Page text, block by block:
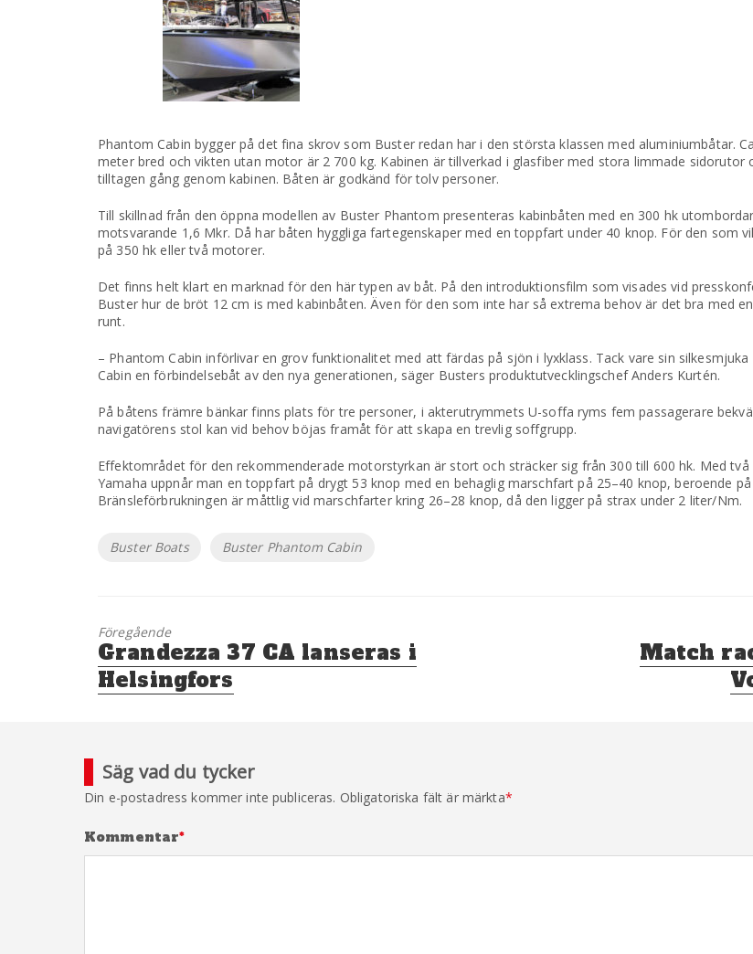
Phantom Cabin bygger på det fina skrov som Buster redan har i den största klassen med aluminiumbåtar.
meter bred och vikten utan motor är 2 700 kg. Kabinen är tillverkad i glasfiber med stora limmade sidorutor
tilltagen gång genom kabinen. Båten är godkänd för tolv personer.
Till skillnad från den öppna modellen av Buster Phantom presenteras kabinbåten med en 300 hk
motsvarande 1,6 Mkr. Då har båten hyggliga fartegenskaper med en toppfart under 40 knop. För den som
på 350 hk eller två motorer.
Det finns helt klart en marknad för den här typen av båt. På den introduktionsfilm som visades vid
Buster hur de bröt 12 cm is med kabinbåten. Även för den som inte har så extrema behov är det bra med
runt.
– Phantom Cabin införlivar en grov funktionalitet med att färdas på sjön i lyxklass. Tack vare sin
Cabin en förbindelsebåt av den nya generationen, säger Busters produktutvecklingschef Anders Kurtén.
På båtens främre bänkar finns plats för tre personer, i akterutrymmets U-soffa ryms fem passagerare
navigatörens stol kan vid behov böjas framåt för att skapa en trevlig soffgrupp.
Effektområdet för den rekommenderade motorstyrkan är stort och sträcker sig från 300 till 600 hk. Med två
Yamaha uppnår man en toppfart på drygt 53 knop med en behaglig marschfart på 25–40 knop, beroende
Bränsleförbrukningen är måttlig vid marschfarter kring 26–28 knop, då den ligger på strax under 2 liter/Nm.
Etiketter
Buster Boats Buster Phantom Cabin
Föregående
Föregående
inlägg:
Grandezza 37 CA lanseras i
Helsingfors
Nästa
inlägg:
Match
Säg vad du tycker
Din e-postadress kommer inte publiceras. Obligatoriska fält är märkta*
Kommentar*